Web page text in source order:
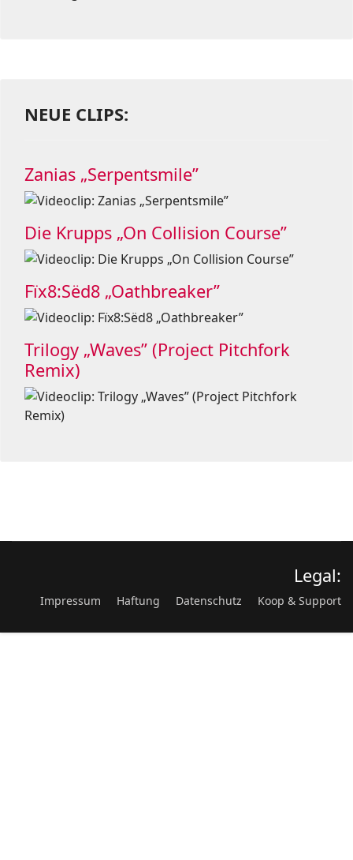
NEUE CLIPS:
Zanias „Serpentsmile”
Die Krupps „On Collision Course”
Fïx8:Sëd8 „Oathbreaker”
Trilogy „Waves” (Project Pitchfork
Remix)
Legal:
Impressum Haftung Datenschutz Koop & Support